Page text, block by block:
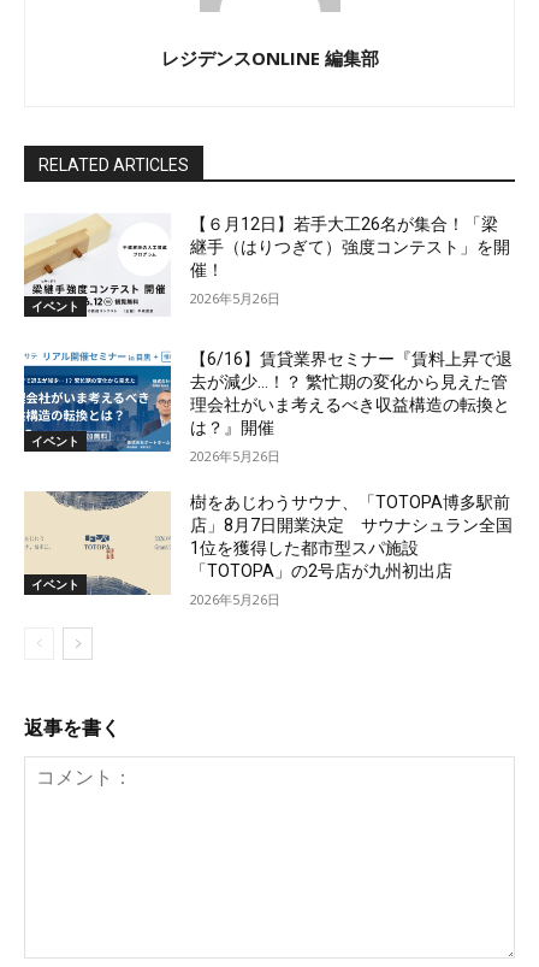
レジデンスONLINE 編集部
RELATED ARTICLES
イベント
【６月12日】若手大工26名が集合！「梁
継手（はりつぎて）強度コンテスト」を開
催！
2026年5月26日
イベント
【6/16】賃貸業界セミナー『賃料上昇で退
去が減少…！？ 繁忙期の変化から見えた管
理会社がいま考えるべき収益構造の転換と
は？』開催
2026年5月26日
イベント
樹をあじわうサウナ、「TOTOPA博多駅前
店」8月7日開業決定 サウナシュラン全国
1位を獲得した都市型スパ施設
「TOTOPA」の2号店が九州初出店
2026年5月26日
返事を書く